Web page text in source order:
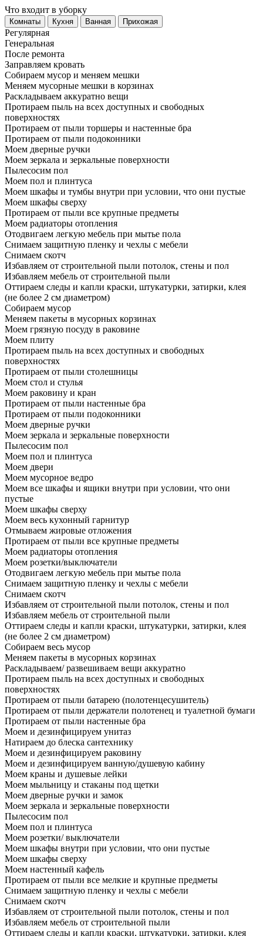
Что входит в уборку
Регу­лярная
Гене­ральная
После ремонта
Заправляем кровать
Собираем мусор и меняем мешки
Меняем мусорные мешки в корзинах
Раскладываем аккуратно вещи
Протираем пыль на всех доступных и свободных
поверхностях
Протираем от пыли торшеры и настенные бра
Протираем от пыли подоконники
Моем дверные ручки
Моем зеркала и зеркальные поверхности
Пылесосим пол
Моем пол и плинтуса
Моем шкафы и тумбы внутри при условии, что они пустые
Моем шкафы сверху
Протираем от пыли все крупные предметы
Моем радиаторы отопления
Отодвигаем легкую мебель при мытье пола
Снимаем защитную пленку и чехлы с мебели
Снимаем скотч
Избавляем от строительной пыли потолок, стены и пол
Избавляем мебель от строительной пыли
Оттираем следы и капли краски, штукатурки, затирки, клея
(не более 2 см диаметром)
Собираем мусор
Меняем пакеты в мусорных корзинах
Моем грязную посуду в раковине
Моем плиту
Протираем пыль на всех доступных и свободных
поверхностях
Протираем от пыли столешницы
Моем стол и стулья
Моем раковину и кран
Протираем от пыли настенные бра
Протираем от пыли подоконники
Моем дверные ручки
Моем зеркала и зеркальные поверхности
Пылесосим пол
Моем пол и плинтуса
Моем двери
Моем мусорное ведро
Моем все шкафы и ящики внутри при условии, что они
пустые
Моем шкафы сверху
Моем весь кухонный гарнитур
Отмываем жировые отложения
Протираем от пыли все крупные предметы
Моем радиаторы отопления
Моем розетки/выключатели
Отодвигаем легкую мебель при мытье пола
Снимаем защитную пленку и чехлы с мебели
Снимаем скотч
Избавляем от строительной пыли потолок, стены и пол
Избавляем мебель от строительной пыли
Оттираем следы и капли краски, штукатурки, затирки, клея
(не более 2 см диаметром)
Собираем весь мусор
Меняем пакеты в мусорных корзинах
Раскладываем/ развешиваем вещи аккуратно
Протираем пыль на всех доступных и свободных
поверхностях
Протираем от пыли батарею (полотенцесушитель)
Протираем от пыли держатели полотенец и туалетной бумаги
Протираем от пыли настенные бра
Моем и дезинфицируем унитаз
Натираем до блеска сантехнику
Моем и дезинфицируем раковину
Моем и дезинфицируем ванную/душевую кабину
Моем краны и душевые лейки
Моем мыльницу и стаканы под щетки
Моем дверные ручки и замок
Моем зеркала и зеркальные поверхности
Пылесосим пол
Моем пол и плинтуса
Моем розетки/ выключатели
Моем шкафы внутри при условии, что они пустые
Моем шкафы сверху
Моем настенный кафель
Протираем от пыли все мелкие и крупные предметы
Снимаем защитную пленку и чехлы с мебели
Снимаем скотч
Избавляем от строительной пыли потолок, стены и пол
Избавляем мебель от строительной пыли
Оттираем следы и капли краски, штукатурки, затирки, клея